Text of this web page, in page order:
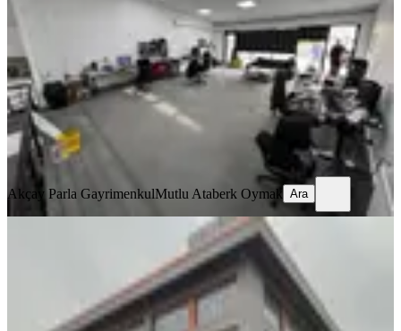
Yenimahalle, İvedikosb Mahallesi
3 Oda·240 m²·2. Kat·09.05.2026
13.490.000 ₺
Akçay Parla Gayrimenkul Mutlu Ataberk Oymak
Ara
Akçay Parla GayrimenkulMutlu Ataberk Oymak Ara
İvedik Osb Alsan Plaza'da Satılık Ofis
Yenimahalle, İvedikosb Mahallesi
1 Oda
· 82 m²· 11.03.2026